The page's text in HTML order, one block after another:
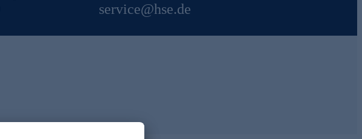
service@hse.de